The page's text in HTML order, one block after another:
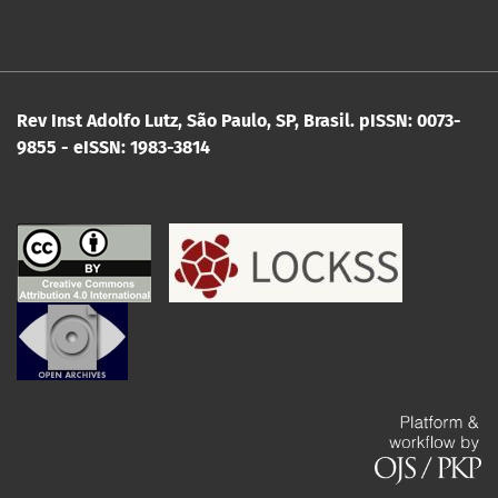
Rev Inst Adolfo Lutz, São Paulo, SP, Brasil. pISSN: 0073-
9855 - eISSN: 1983-3814